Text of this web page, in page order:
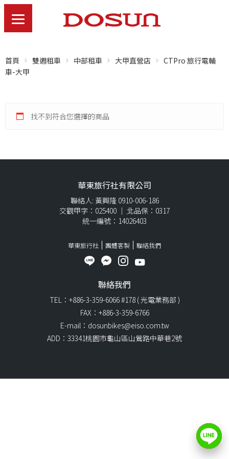
首頁 雙週租車 中部租車 大甲直營店
CTPro 旅行電輔
車-大甲
找不到符合您選擇的商品
華東旅行社有限公司
聯絡人: 黃興隆 0910-006-186
交觀甲字：025400 ｜ 北品保：0317
統一編號：14026403
華東旅行社 團體客製 聯絡我們
聯絡我們
TEL：+886-3-359-6066 #178 ( 光電業務部 )
FAX：+886-3-359-6766
E-mail：dosunbikes@eiso.com.tw
ADD：33341桃園市龜山區山鶯路中華巷2號